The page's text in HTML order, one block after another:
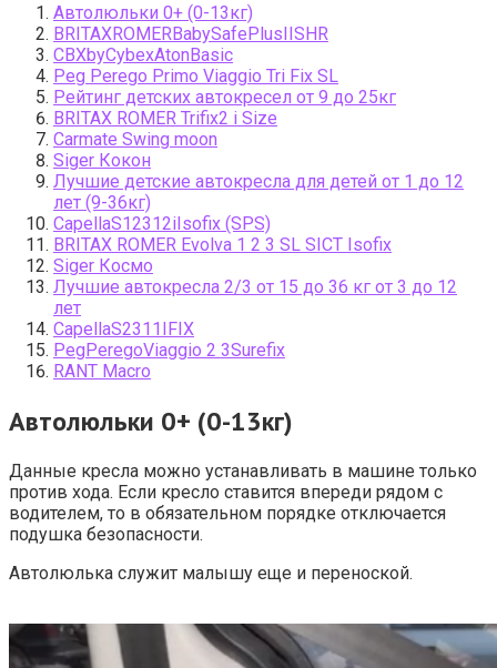
Автолюльки 0+ (0-13кг)
BRITAXROMERBabySafePlusIISHR
CBXbyCybexAtonBasic
Peg Perego Primo Viaggio Tri Fix SL
Рейтинг детских автокресел от 9 до 25кг
BRITAX ROMER Trifix2 i Size
Carmate Swing moon
Siger Кокон
Лучшие детские автокресла для детей от 1 до 12
лет (9-36кг)
CapellaS12312iIsofix (SPS)
BRITAX ROMER Evolva 1 2 3 SL SICT Isofix
Siger Космо
Лучшие автокресла 2/3 от 15 до 36 кг от 3 до 12
лет
CapellaS2311IFIX
PegPeregoViaggio 2 3Surefix
RANT Macro
Автолюльки 0+ (0-13кг)
Данные кресла можно устанавливать в машине только
против хода. Если кресло ставится впереди рядом с
водителем, то в обязательном порядке отключается
подушка безопасности.
Автолюлька служит малышу еще и переноской.